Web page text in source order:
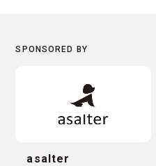
asalter